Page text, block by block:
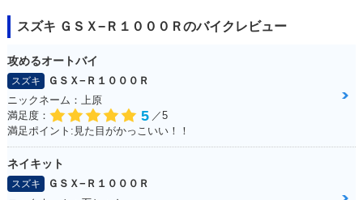
2017年 GSX-R100
0R ABS・追加
2017年 GSX-R100
チェンジ
スズキ ＧＳＸ−Ｒ１０００Ｒのバイクレビュー
攻めるオートバイ
スズキ
ＧＳＸ−Ｒ１０００Ｒ
ニックネーム：上原
満足度：
5 ／5
満足ポイント:見た目がかっこいい！！
ネイキット
スズキ
ＧＳＸ−Ｒ１０００Ｒ